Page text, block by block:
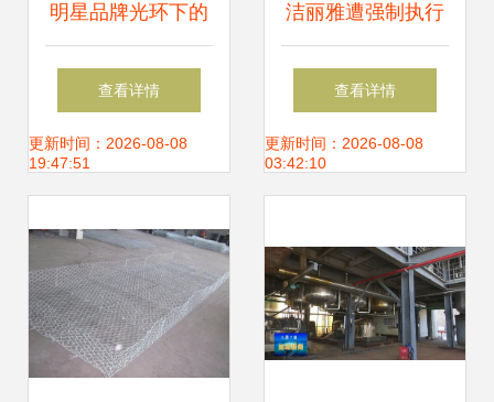
明星品牌光环下的
成本真相 欧阳娜娜
千元浴袍引争议
查看详情
更新时间：2026-08-08
19:47:51
洁丽雅遭强制执行
608万，针纺织品
销售市场面临考验
查看详情
更新时间：2026-08-08
03:42:10